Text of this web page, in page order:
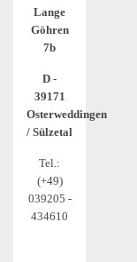
Lange
Göhren
7b
D -
39171
Osterweddingen
/ Sülzetal
Tel.:
(+49)
039205 -
434610